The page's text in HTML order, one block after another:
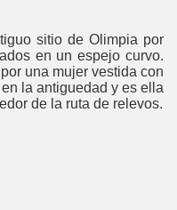
sitio de Olimpia por
en un espejo curvo.
una mujer vestida con
la antiguedad y es ella
de la ruta de relevos.